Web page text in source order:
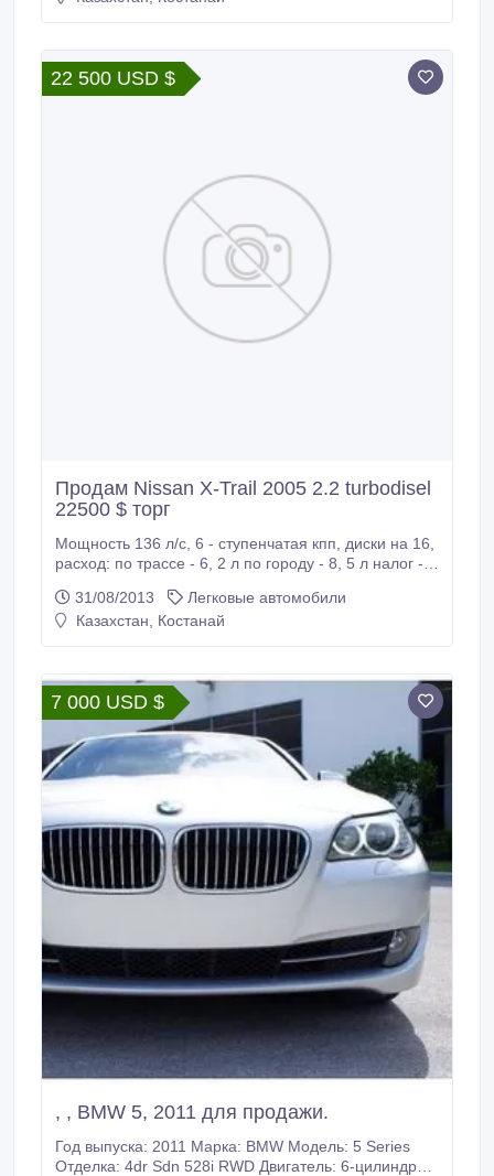
22 500 USD $
Продам Nissan X-Trail 2005 2.2 turbodisel
22500 $ торг
Мощность 136 л/с, 6 - ступенчатая кпп, диски на 16,
расход: по трассе - 6, 2 л по городу - 8, 5 л налог -
(курганский, на рессорах, в отличном состоянии),
варианты, торг..
31/08/2013
Легковые автомобили
Казахстан, Костанай
7 000 USD $
, , BMW 5, 2011 для продажи.
Год выпуска: 2011 Марка: BMW Модель: 5 Series
Отделка: 4dr Sdn 528i RWD Двигатель: 6-цилиндров